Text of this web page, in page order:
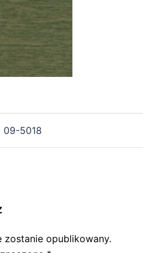
09-5018
zostanie opublikowany.